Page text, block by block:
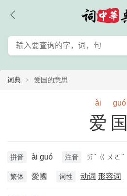
词典 爱国的意思
ài guó
爱国
拼音 ài guó 注音 ㄞˋ ㄍㄨㄛˊ
繁体 愛國 词性 动词 形容词